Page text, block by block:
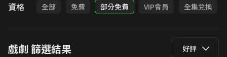
資格 全部 免費 部分免費 VIP會員 全集兌換
戲劇 篩選結果 好評